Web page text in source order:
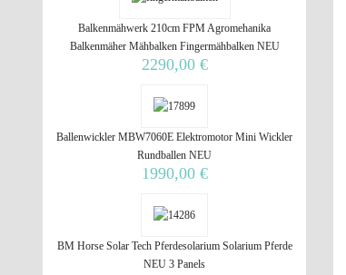
Balkenmähwerk 210cm FPM Agromehanika
Balkenmäher Mähbalken Fingermähbalken NEU
2290,00 €
Ballenwickler MBW7060E Elektromotor Mini Wickler
Rundballen NEU
1990,00 €
BM Horse Solar Tech Pferdesolarium Solarium Pferde
NEU 3 Panels